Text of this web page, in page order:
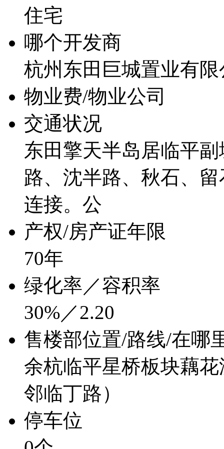
住宅
哪个开发商
杭州东田巨城置业有限
物业费/物业公司
交通状况
东田擎天半岛居临平
路、沈半路、秋石、
连接。公
产权/房产证年限
70年
绿化率／容积率
30%／2.20
售楼部位置/路线/在哪
余杭临平星桥板块藕
邻临丁路）
停车位